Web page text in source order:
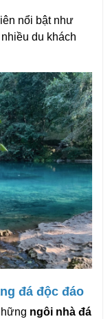
du khách
đá độc đáo
ngôi nhà đá